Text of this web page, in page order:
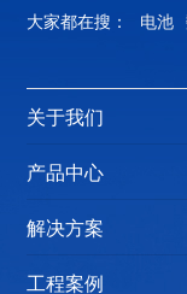
率 智能安全监测
大家都在搜： 电池
关于我们
产品中心
解决方案
工程案例